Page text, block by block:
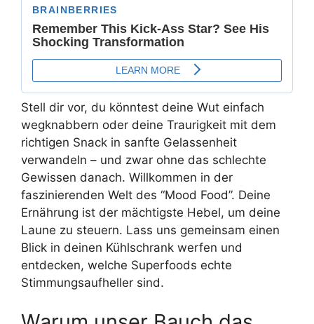
Stell dir vor, du könntest deine Wut einfach
wegknabbern oder deine Traurigkeit mit dem
richtigen Snack in sanfte Gelassenheit
verwandeln – und zwar ohne das schlechte
Gewissen danach. Willkommen in der
faszinierenden Welt des “Mood Food”. Deine
Ernährung ist der mächtigste Hebel, um deine
Laune zu steuern. Lass uns gemeinsam einen
Blick in deinen Kühlschrank werfen und
entdecken, welche Superfoods echte
Stimmungsaufheller sind.